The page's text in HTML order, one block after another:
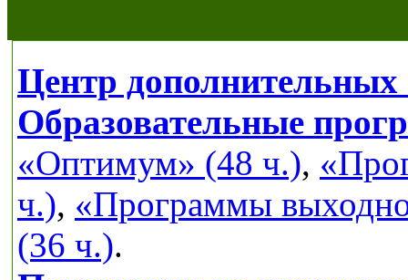
Центр дополнительных
Образовательные
«Оптимум» (48 ч.),
ч.), «Программы
(36 ч.).